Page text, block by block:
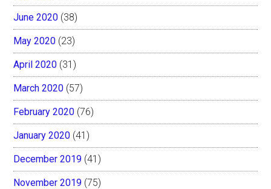
June 2020 (38)
May 2020 (23)
April 2020 (31)
March 2020 (57)
February 2020 (76)
January 2020 (41)
December 2019 (41)
November 2019 (75)